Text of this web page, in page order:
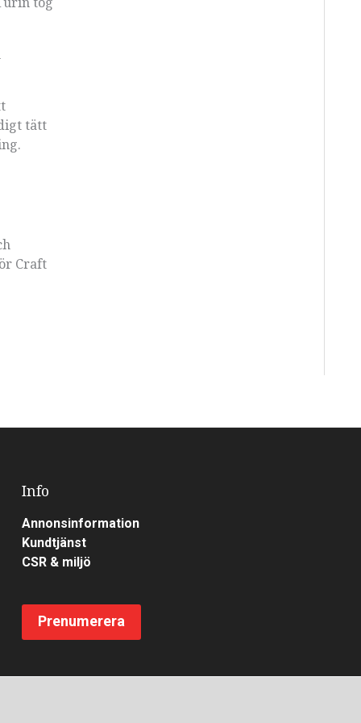
tätt
Craft
Info
Annonsinformation
Kundtjänst
CSR & miljö
Prenumerera